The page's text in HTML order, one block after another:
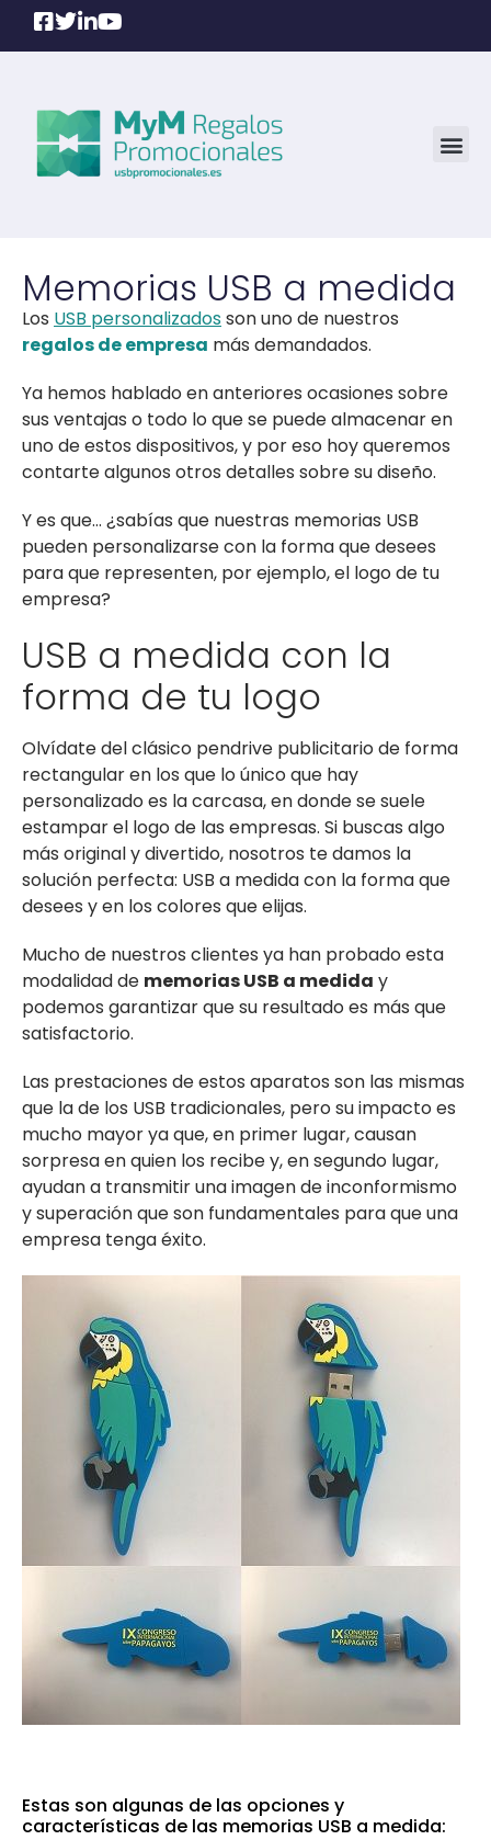
Memorias USB a medida
Los USB personalizadosson uno de nuestros
regalos de empresa más demandados.
Ya hemos hablado en anteriores ocasiones sobre
sus ventajas o todo lo que se puede almacenar en
uno de estos dispositivos, y por eso hoy queremos
contarte algunos otros detalles sobre su diseño.
Y es que… ¿sabías que nuestras memorias USB
pueden personalizarse con la forma que desees
para que representen, por ejemplo, el logo de tu
empresa?
USB a medida con la
forma de tu logo
Olvídate del clásico pendrive publicitario de forma
rectangular en los que lo único que hay
personalizado es la carcasa, en donde se suele
estampar el logo de las empresas. Si buscas algo
más original y divertido, nosotros te damos la
solución perfecta: USB a medida con la forma que
desees y en los colores que elijas.
Mucho de nuestros clientes ya han probado esta
modalidad de memorias USB a medida y
podemos garantizar que su resultado es más que
satisfactorio.
Las prestaciones de estos aparatos son las mismas
que la de los USB tradicionales, pero su impacto es
mucho mayor ya que, en primer lugar, causan
sorpresa en quien los recibe y, en segundo lugar,
ayudan a transmitir una imagen de inconformismo
y superación que son fundamentales para que una
empresa tenga éxito.
Estas son algunas de las opciones y
características de las memorias USB a medida: